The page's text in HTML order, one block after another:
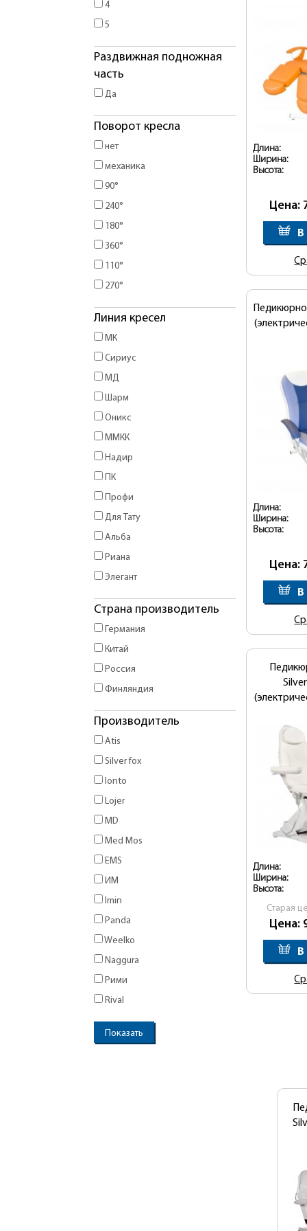
4
5
Раздвижная подножная
часть
Да
Поворот кресла
нет
механика
90°
240°
180°
360°
110°
270°
Линия кресел
МК
Сириус
МД
Шарм
Оникс
ММКК
Надир
ПК
Профи
Для Тату
Альба
Риана
Элегант
Страна производитель
Германия
Китай
Россия
Финляндия
Производитель
Atis
Silver fox
Ionto
Lojer
MD
Med Mos
EMS
ИМ
Imin
Panda
Weelko
Naggura
Рими
Rival
Длина:
Ширина:
Высота:
Цена:
В
Длина:
Ширина:
Высота:
Цена:
В
Длина:
Ширина:
Высота:
Cтарая
Цена:
В